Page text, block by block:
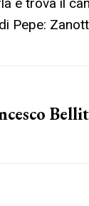
e trova il
Pepe: